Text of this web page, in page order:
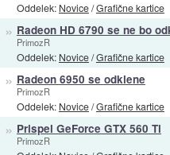
Oddelek: Novice/Grafične kartice
» Radeon HD 6790 se ne bo
PrimozR
Oddelek: Novice/Grafične kartice
» Radeon 6950 se odklene
PrimozR
Oddelek: Novice/Grafične kartice
» Prispel GeForce GTX 560 Ti
PrimozR